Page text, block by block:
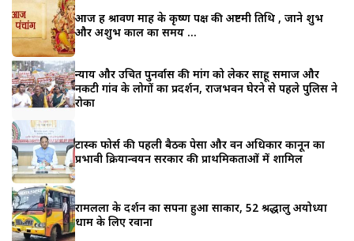
आज हैं श्रावण माह के कृष्ण पक्ष की अष्टमी तिथि , जाने शुभ
और अशुभ काल का समय …
न्याय और उचित पुनर्वास की मांग को लेकर साहू समाज और
नकटी गांव के लोगों का प्रदर्शन, राजभवन घेरने से पहले पुलिस ने
रोका
टास्क फोर्स की पहली बैठक पेसा और वन अधिकार कानून का
प्रभावी क्रियान्वयन सरकार की प्राथमिकताओं में शामिल
रामलला के दर्शन का सपना हुआ साकार, 52 श्रद्धालु अयोध्या
धाम के लिए रवाना